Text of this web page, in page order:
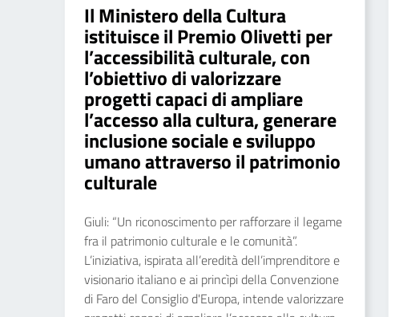
Il Ministero della Cultura
istituisce il Premio Olivetti per
l’accessibilità culturale, con
l’obiettivo di valorizzare
progetti capaci di ampliare
l’accesso alla cultura, generare
inclusione sociale e sviluppo
umano attraverso il patrimonio
culturale
Giuli: “Un riconoscimento per rafforzare il legame
fra il patrimonio culturale e le comunità”.
L’iniziativa, ispirata all’eredità dell’imprenditore e
visionario italiano e ai princìpi della Convenzione
di Faro del Consiglio d'Europa, intende valorizzare